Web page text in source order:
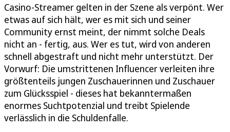
Casino-Streamer gelten in der Szene als verpönt. Wer
etwas auf sich hält, wer es mit sich und seiner
Community ernst meint, der nimmt solche Deals
nicht an - fertig, aus. Wer es tut, wird von anderen
schnell abgestraft und nicht mehr unterstützt. Der
Vorwurf: Die umstrittenen Influencer verleiten ihre
größtenteils jungen Zuschauerinnen und Zuschauer
zum Glücksspiel - dieses hat bekanntermaßen
enormes Suchtpotenzial und treibt Spielende
verlässlich in die Schuldenfalle.